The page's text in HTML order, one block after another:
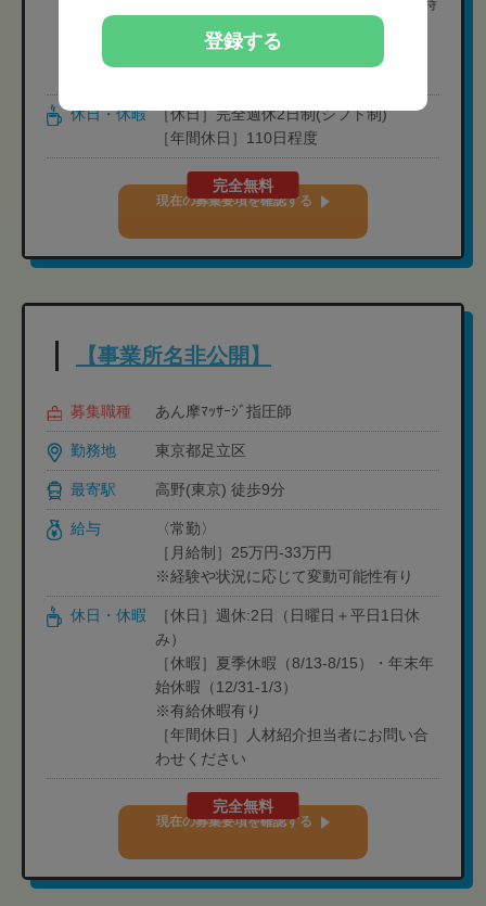
間外労働の有無にかかわらず支給、超過
分は別途支給
休日・休暇 ［休日］完全週休2日制(シフト制)
［年間休日］110日程度
完全無料
現在の募集要項を確認する
【事業所名非公開】
募集職種 あん摩ﾏｯｻｰｼﾞ指圧師
勤務地 東京都足立区
最寄駅 高野(東京) 徒歩9分
給与
〈常勤〉
［月給制］25万円‐33万円
※経験や状況に応じて変動可能性有り
休日・休暇
［休日］週休:2日（日曜日＋平日1日休
み）
［休暇］夏季休暇（8/13-8/15）・年末年
始休暇（12/31-1/3）
※有給休暇有り
［年間休日］人材紹介担当者にお問い合
わせください
完全無料
現在の募集要項を確認する
登録する